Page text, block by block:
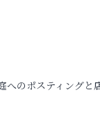
へのポスティングと